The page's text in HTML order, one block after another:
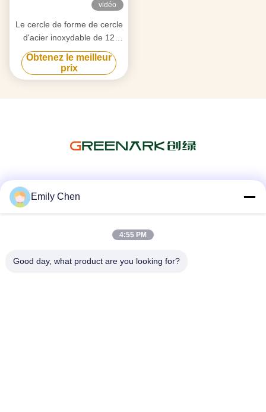
vidéo
Le cercle de forme de cercle
d'acier inoxydable de 12
sièges forment le Tableau
japonais de Teppanyaki
Obtenez le meilleur
prix
Emily Chen
4:55 PM
Good day, what product are you looking for?